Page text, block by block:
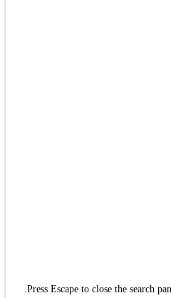
Press Escape to close the search